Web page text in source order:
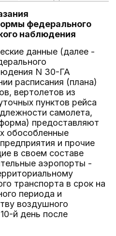
федерального
наблюдения
данные (далее -
N 30-ГА
расписания (плана)
вертолетов из
пунктов рейса
самолета,
предоставляют
обособленные
и прочие
в своем составе
аэропорты -
транспорта в срок на
периода и
воздушного
й день после